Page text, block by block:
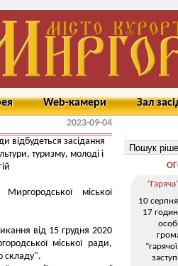
Web-камери Зал
2023-09-04
відбудеться засідання
туризму, молоді і
міської
від 15 грудня 2020
міської ради,
складу".
10
17